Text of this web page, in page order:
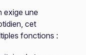
exige une
cet
fonctions :